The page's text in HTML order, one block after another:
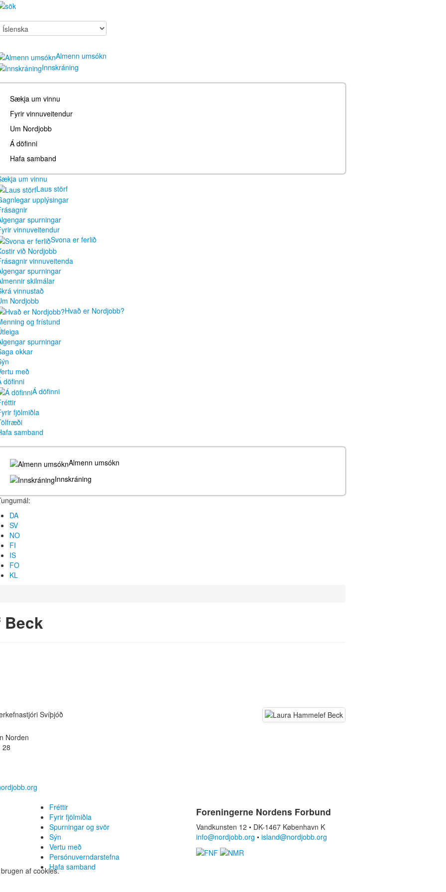
Almenn umsókn
Innskráning
Sækja um vinnu
Fyrir vinnuveitendur
Um Nordjobb
Á döfinni
Hafa samband
um vinnu
Laus störf
upplýsingar
spurningar
vinnuveitendur
Svona er ferlið
við Nordjobb
vinnuveitenda
spurningar
skilmálar
vinnustað
Nordjobb
Hvað er Nordjobb?
og frístund
spurningar
okkar
með
döfinni
Á döfinni
fjölmiðla
samband
Almenn umsókn
Innskráning
DA
SV
NO
FI
IS
FO
KL
Beck
Svíþjóð
Norden
28
Fréttir
Fyrir fjölmiðla
Spurningar og svör
Sýn
Vertu með
Persónuverndarstefna
Hafa samband
Foreningerne Nordens Forbund
Vandkunsten 12 • DK-1467 København K
info@nordjobb.org • island@nordjobb.org
af cookies.